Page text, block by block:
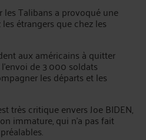
Talibans a provoqué une
étrangers que chez les
aux américains à quitter
de 3 000 soldats
les départs et les
critique envers Joe BIDEN,
immature, qui n’a pas fait